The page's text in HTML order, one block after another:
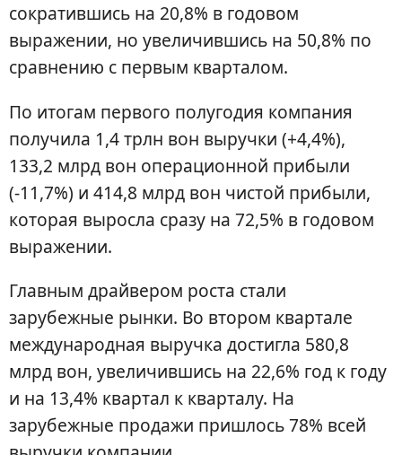
сократившись на 20,8% в годовом
выражении, но увеличившись на 50,8% по
сравнению с первым кварталом.
По итогам первого полугодия компания
получила 1,4 трлн вон выручки (+4,4%),
133,2 млрд вон операционной прибыли
(-11,7%) и 414,8 млрд вон чистой прибыли,
которая выросла сразу на 72,5% в годовом
выражении.
Главным драйвером роста стали
зарубежные рынки. Во втором квартале
международная выручка достигла 580,8
млрд вон, увеличившись на 22,6% год к году
и на 13,4% квартал к кварталу. На
зарубежные продажи пришлось 78% всей